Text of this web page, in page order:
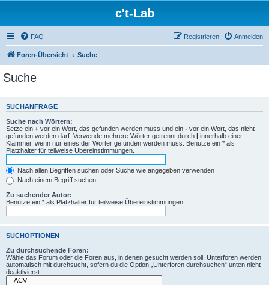
c't-Lab
FAQ Anmelden
Registrieren
Foren-Übersicht Suche
Suche
SUCHANFRAGE
Suche nach Wörtern:
Setze ein + vor ein Wort, das gefunden werden muss und ein - vor ein Wort, das nicht
gefunden werden darf. Verwende mehrere Wörter getrennt durch | innerhalb einer
Klammer, wenn nur eines der Wörter gefunden werden muss. Benutze ein * als
Platzhalter für teilweise Übereinstimmungen.
Nach allen Begriffen suchen oder Suche wie angegeben verwenden
Nach einem Begriff suchen
Zu suchender Autor:
Benutze ein * als Platzhalter für teilweise Übereinstimmungen.
SUCHOPTIONEN
Zu durchsuchende Foren:
Wähle das Forum oder die Foren aus, in denen gesucht werden soll. Unterforen werden
automatisch mit durchsucht, sofern du die Option „Unterforen durchsuchen“ unten nicht
deaktivierst.